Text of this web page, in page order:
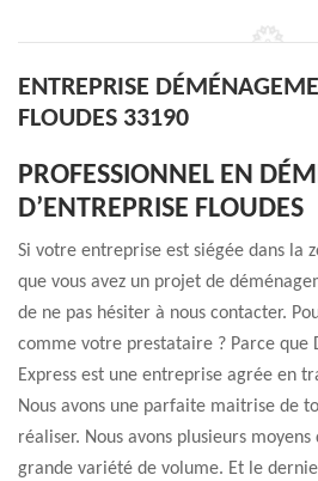
ENTREPRISE
FLOUDES 33190
PROFESSIONNEL EN
D’ENTREPRISE FLOUDES
Si votre entreprise est siégée dans la
que vous avez un projet de
de ne pas hésiter à nous contacter.
comme votre prestataire ? Parce que
Express est une entreprise agrée en
Nous avons une parfaite maitrise de
réaliser. Nous avons plusieurs
grande variété de volume. Et le